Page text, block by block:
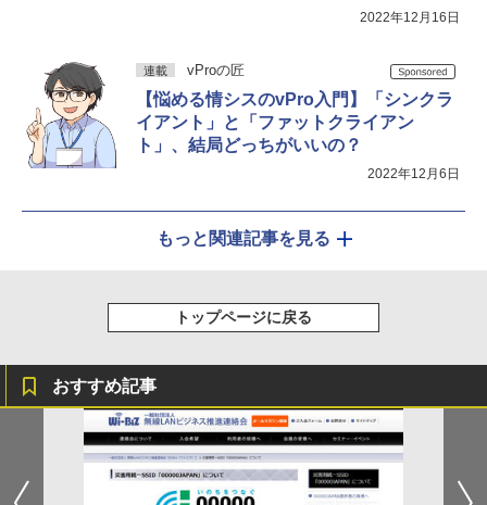
を連携させると何ができるのか？2022年12月16日
連載 vProの匠
【悩める情シスのvPro入門】「シンクラ
イアント」と「ファットクライアン
ト」、結局どっちがいいの？
2022年12月6日
もっと関連記事を見る
トップページに戻る
おすすめ記事